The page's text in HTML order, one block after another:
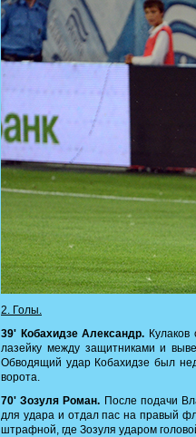
2. Голы.
39' Кобахидзе Александр.
лазейку между защитниками и
Обводящий удар Кобахидзе был
ворота.
70' Зозуля Роман. После подачи
для удара и отдал пас на правый
штрафной, где Зозуля ударом